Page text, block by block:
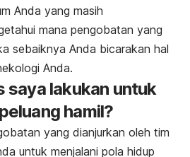
Anda yang masih
mana pengobatan yang
sebaiknya Anda bicarakan hal
Anda.
saya lakukan untuk
hamil?
yang dianjurkan oleh tim
untuk menjalani pola hidup